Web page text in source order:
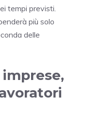
tempi previsti.
più solo
delle